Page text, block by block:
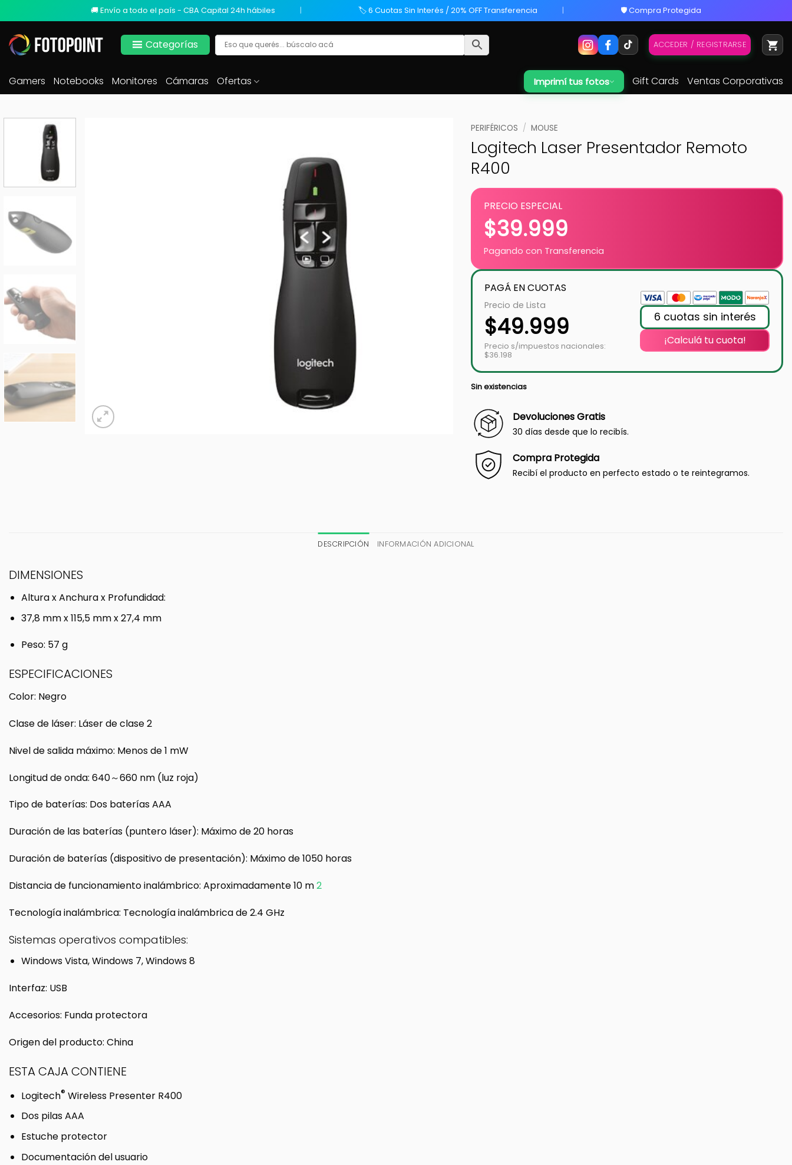
🚚 Envío a todo el país - CBA Capital 24h hábiles 🏷️ 6 Cuotas Sin Interés / 20% OFF Transferencia 🛡️ Compra Protegida
Categorías ACCEDER / REGISTRARSE
Gamers Notebooks Monitores Cámaras Ofertas Imprimí tus fotos Gift Cards Ventas Corporativas
PERIFÉRICOS / MOUSE
Logitech Laser Presentador Remoto
R400
PRECIO ESPECIAL
$39.999
Pagando con Transferencia
PAGÁ EN CUOTAS
Precio de Lista
$49.999
Precio s/impuestos nacionales:
$36.198
6 cuotas sin interés
¡Calculá tu cuota!
Sin existencias
Devoluciones Gratis
30 días desde que lo recibís.
Compra Protegida
Recibí el producto en perfecto estado o te reintegramos.
DESCRIPCIÓN INFORMACIÓN ADICIONAL
DIMENSIONES
Altura x Anchura x Profundidad:
37,8 mm x 115,5 mm x 27,4 mm
Peso: 57 g
ESPECIFICACIONES
Color: Negro
Clase de láser: Láser de clase 2
Nivel de salida máximo: Menos de 1 mW
Longitud de onda: 640～660 nm (luz roja)
Tipo de baterías: Dos baterías AAA
Duración de las baterías (puntero láser): Máximo de 20 horas
Duración de baterías (dispositivo de presentación): Máximo de 1050 horas
Distancia de funcionamiento inalámbrico: Aproximadamente 10 m2
Tecnología inalámbrica: Tecnología inalámbrica de 2.4 GHz
Sistemas operativos compatibles:
Windows Vista, Windows 7, Windows 8
Interfaz: USB
Accesorios: Funda protectora
Origen del producto: China
ESTA CAJA CONTIENE
Logitech® Wireless Presenter R400
Dos pilas AAA
Estuche protector
Documentación del usuario